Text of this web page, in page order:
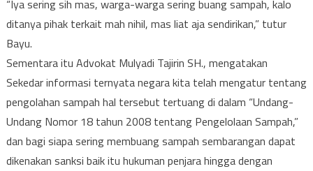
“Iya sering sih mas, warga-warga sering buang sampah, kalo
ditanya pihak terkait mah nihil, mas liat aja sendirikan,” tutur
Bayu.
Sementara itu Advokat Mulyadi Tajirin SH., mengatakan
Sekedar informasi ternyata negara kita telah mengatur tentang
pengolahan sampah hal tersebut tertuang di dalam “Undang-
Undang Nomor 18 tahun 2008 tentang Pengelolaan Sampah,”
dan bagi siapa sering membuang sampah sembarangan dapat
dikenakan sanksi baik itu hukuman penjara hingga dengan